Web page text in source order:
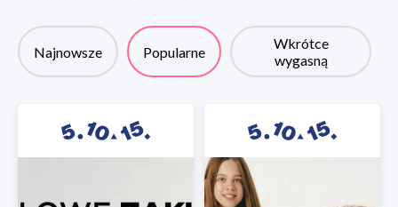
Najnowsze Popularne
Wkrótce
wygasną